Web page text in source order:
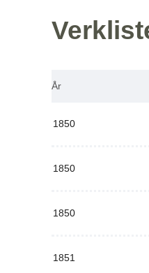
År
1850
1850
1850
1851